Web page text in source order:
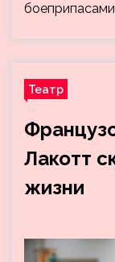
Театр
Лакотт
жизни